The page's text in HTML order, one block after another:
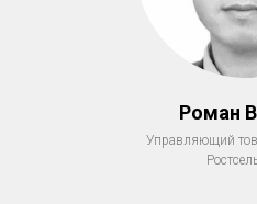
Роман
Управляющий